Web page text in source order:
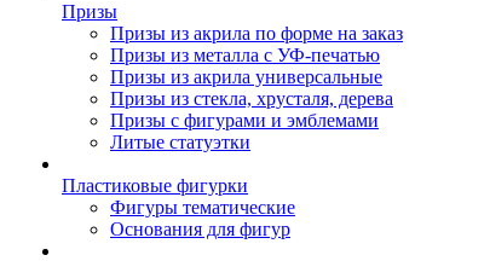
Призы
Призы из акрила по форме на заказ
Призы из металла с УФ-печатью
Призы из акрила универсальные
Призы из стекла, хрусталя, дерева
Призы с фигурами и эмблемами
Литые статуэтки
Пластиковые фигурки
Фигуры тематические
Основания для фигур